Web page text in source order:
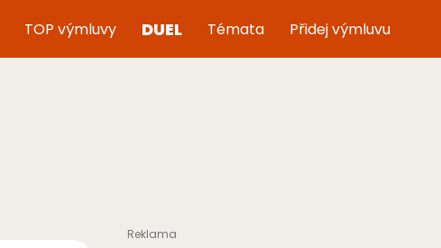
TOP výmluvy DUEL Témata Přidej výmluvu